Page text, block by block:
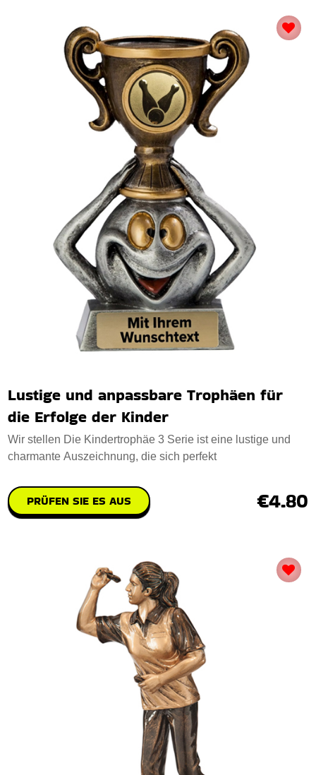
Lustige und anpassbare Trophäen für
die Erfolge der Kinder
Wir stellen Die Kindertrophäe 3 Serie ist eine lustige und
charmante Auszeichnung, die sich perfekt
PRÜFEN SIE ES AUS €4.80